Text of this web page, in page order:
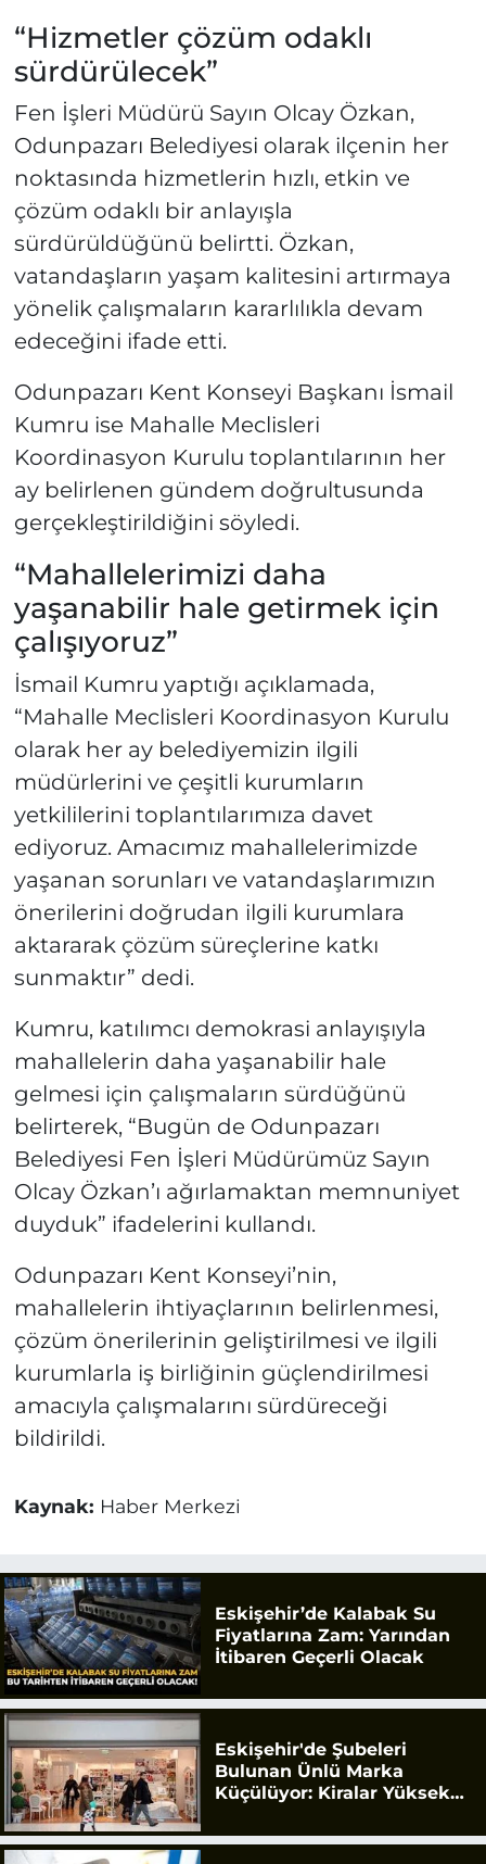
“Hizmetler çözüm odaklı
sürdürülecek”
Fen İşleri Müdürü Sayın Olcay Özkan,
Odunpazarı Belediyesi olarak ilçenin her
noktasında hizmetlerin hızlı, etkin ve
çözüm odaklı bir anlayışla
sürdürüldüğünü belirtti. Özkan,
vatandaşların yaşam kalitesini artırmaya
yönelik çalışmaların kararlılıkla devam
edeceğini ifade etti.
Odunpazarı Kent Konseyi Başkanı İsmail
Kumru ise Mahalle Meclisleri
Koordinasyon Kurulu toplantılarının her
ay belirlenen gündem doğrultusunda
gerçekleştirildiğini söyledi.
“Mahallelerimizi daha
yaşanabilir hale getirmek için
çalışıyoruz”
İsmail Kumru yaptığı açıklamada,
“Mahalle Meclisleri Koordinasyon Kurulu
olarak her ay belediyemizin ilgili
müdürlerini ve çeşitli kurumların
yetkililerini toplantılarımıza davet
ediyoruz. Amacımız mahallelerimizde
yaşanan sorunları ve vatandaşlarımızın
önerilerini doğrudan ilgili kurumlara
aktararak çözüm süreçlerine katkı
sunmaktır” dedi.
Kumru, katılımcı demokrasi anlayışıyla
mahallelerin daha yaşanabilir hale
gelmesi için çalışmaların sürdüğünü
belirterek, “Bugün de Odunpazarı
Belediyesi Fen İşleri Müdürümüz Sayın
Olcay Özkan’ı ağırlamaktan memnuniyet
duyduk” ifadelerini kullandı.
Odunpazarı Kent Konseyi’nin,
mahallelerin ihtiyaçlarının belirlenmesi,
çözüm önerilerinin geliştirilmesi ve ilgili
kurumlarla iş birliğinin güçlendirilmesi
amacıyla çalışmalarını sürdüreceği
bildirildi.
Kaynak: Haber Merkezi
Eskişehir’de Kalabak Su
Fiyatlarına Zam: Yarından
İtibaren Geçerli Olacak
Eskişehir'de Şubeleri
Bulunan Ünlü Marka
Küçülüyor: Kiralar Yüksek